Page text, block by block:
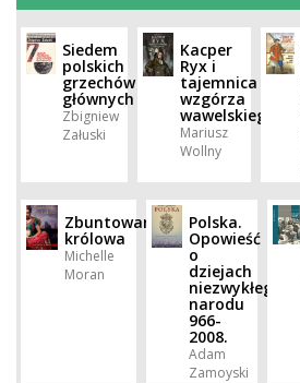
Siedem
polskich
grzechów
głównych
Zbigniew
Załuski
Kacper
Ryx i
tajemnica
wzgórza
wawelskiego
Mariusz
Wollny
Zbuntowana
królowa
Michelle
Moran
Polska.
Opowieść
o
dziejach
niezwykłego
narodu
966-
2008.
Adam
Zamoyski